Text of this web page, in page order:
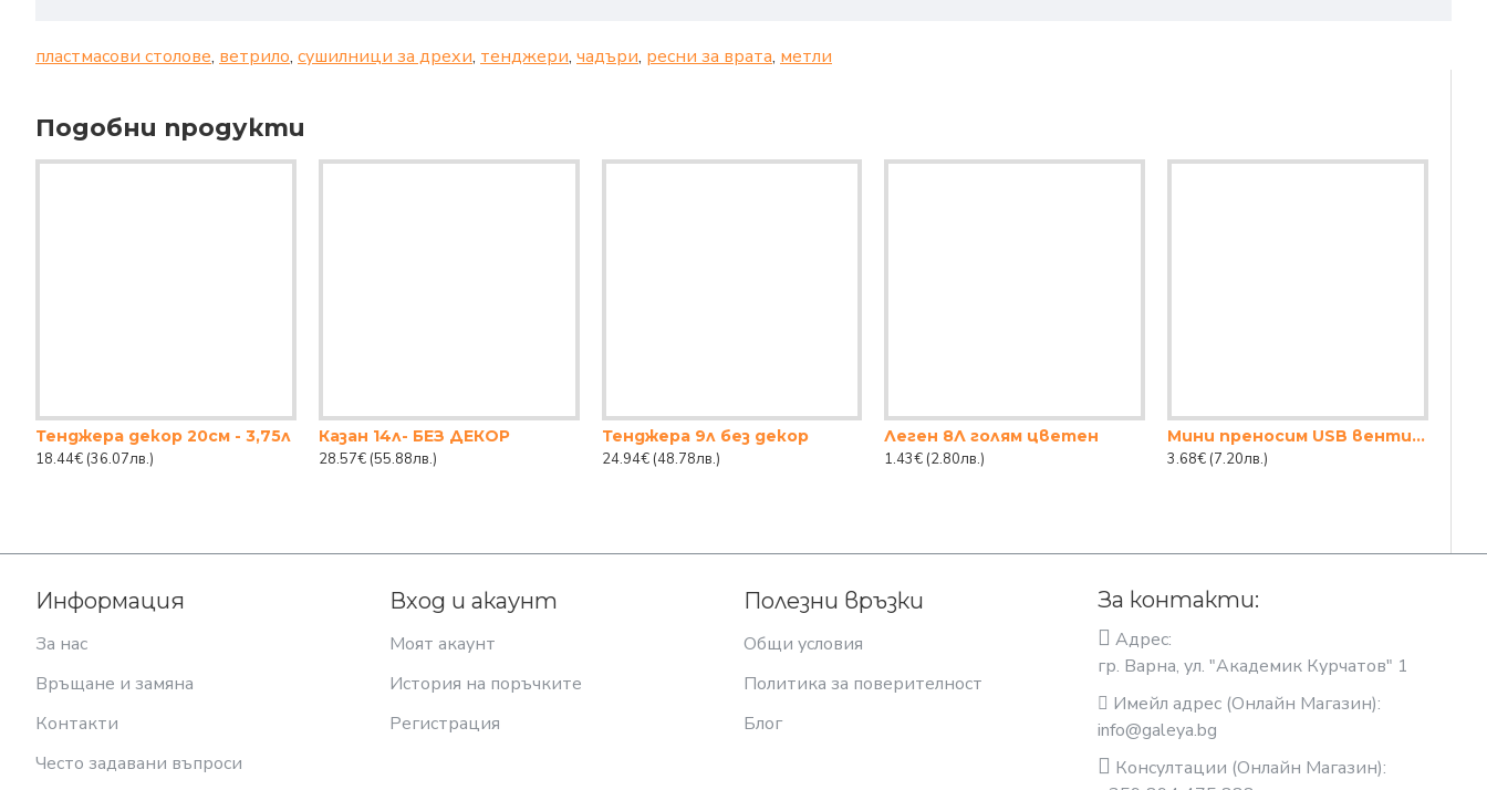
пластмасови столове, ветрило, сушилници за дрехи, тенджери, чадъри, ресни за врата, метли
Подобни продукти
Тенджера декор 20см - 3,75л
18.44€ (36.07лв.)
Казан 14л- БЕЗ ДЕКОР
28.57€ (55.88лв.)
Тенджера 9л без декор
24.94€ (48.78лв.)
Леген 8Л голям цветен
1.43€ (2.80лв.)
Мини преносим USB вентилатор – акумулаторен
3.68€ (7.20лв.)
Информация
За нас
Връщане и замяна
Контакти
Често задавани въпроси
Вход и акаунт
Моят акаунт
История на поръчките
Регистрация
Полезни връзки
Общи условия
Политика за поверителност
Блог
За контакти:
Адрес:
гр. Варна, ул. "Академик Курчатов" 1
Имейл адрес (Онлайн Магазин):
info@galeya.bg
Консултации (Онлайн Магазин):